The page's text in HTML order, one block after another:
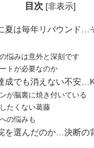
目次 [非表示]
夏は毎年リバウンド…
悩みは意外と深刻です
トが必要なのか
成でも消えない不安
が脳裏に焼き付いている
たくない葛藤
の悩みも
を選んだのか…決断の